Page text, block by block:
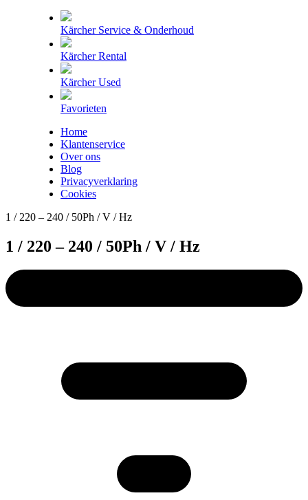
Kärcher Service & Onderhoud
Kärcher Rental
Kärcher Used
Favorieten
Home
Klantenservice
Over ons
Blog
Privacyverklaring
Cookies
1 / 220 – 240 / 50Ph / V / Hz
1 / 220 – 240 / 50Ph / V / Hz